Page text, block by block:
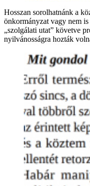
Hosszan sorolhatnánk a
önkormányzat vagy nem
„szolgálati utat” követve
nyilvánosságra hozták